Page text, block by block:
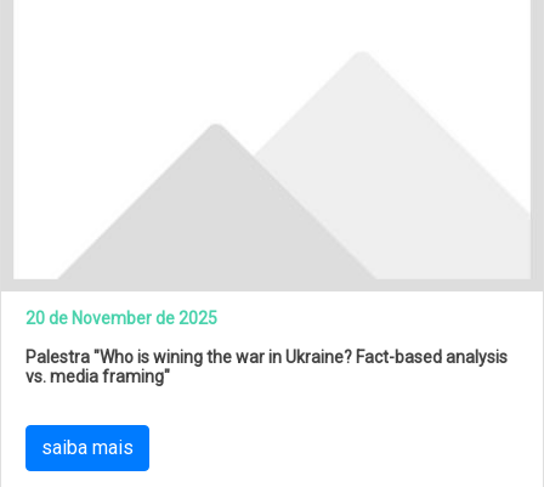
20 de November de 2025
Palestra "Who is wining the war in Ukraine? Fact-based analysis
vs. media framing"
saiba mais